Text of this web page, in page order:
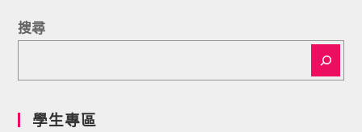
搜尋
學生專區